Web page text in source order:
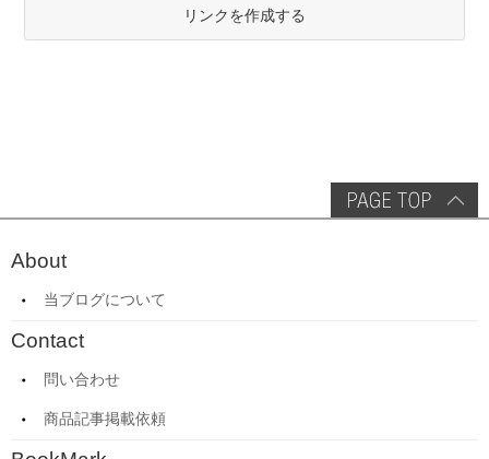
リンクを作成する
About
当ブログについて
Contact
問い合わせ
商品記事掲載依頼